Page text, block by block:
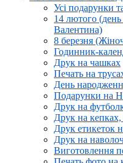
Усі подарунки
14 лютого
Валентина)
8 березня
Годинник-
Друк на чашках
Печать на
День
Подарунки на
Друк на
Друк на
Друк етикеток
Друк на
Виготовлення